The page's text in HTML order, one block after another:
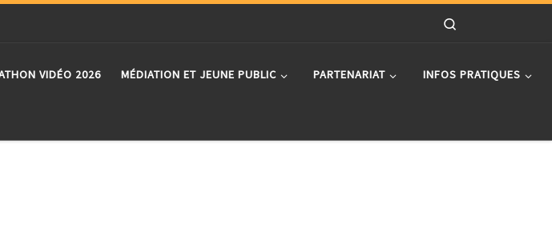
VIDÉO 2026 MÉDIATION ET JEUNE PUBLIC PARTENARIAT INFOS PRATIQUES